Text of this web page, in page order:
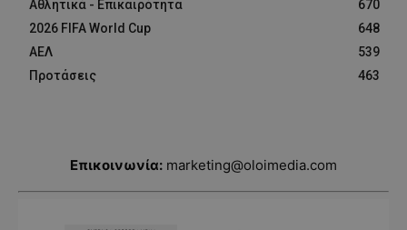
Αθλητικά - Επικαιρότητα
670
2026 FIFA World Cup
648
ΑΕΛ
539
Προτάσεις
463
Επικοινωνία: marketing@oloimedia.com